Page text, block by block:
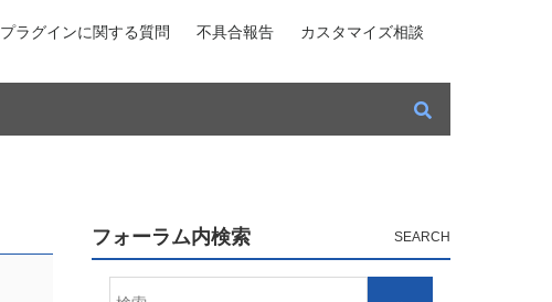
プラグインに関する質問 不具合報告 カスタマイズ相談
フォーラム内検索